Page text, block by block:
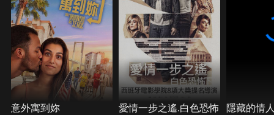
意外寓到妳
愛情一步之遙.白色恐怖
隱藏的情